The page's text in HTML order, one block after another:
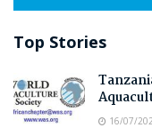
Top Stories
16/07/